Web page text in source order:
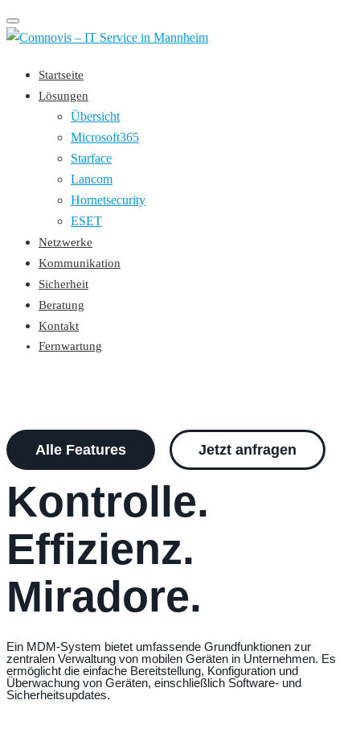
Toggle
navigation
Startseite
Lösungen
Übersicht
Microsoft365
Starface
Lancom
Hornetsecurity
ESET
Netzwerke
Kommunikation
Sicherheit
Beratung
Kontakt
Fernwartung
Alle Features Jetzt anfragen
Kontrolle.
Effizienz.
Miradore.​
Ein MDM-System bietet umfassende Grundfunktionen zur
zentralen Verwaltung von mobilen Geräten in Unternehmen. Es
ermöglicht die einfache Bereitstellung, Konfiguration und
Überwachung von Geräten, einschließlich Software- und
Sicherheitsupdates.